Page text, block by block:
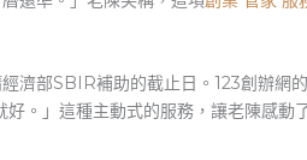
濟部SBIR補助的截止日。123創辦網
。」這種主動式的服務，讓老陳感動